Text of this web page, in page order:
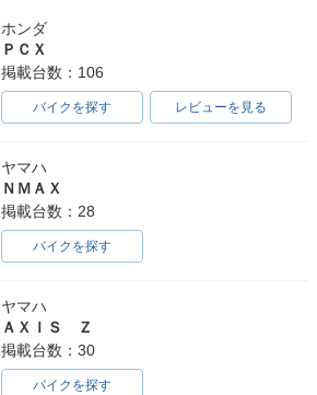
ホンダ
ＰＣＸ
掲載台数：106
バイクを探す レビューを見る
ヤマハ
ＮＭＡＸ
掲載台数：28
バイクを探す
ヤマハ
ＡＸＩＳ Ｚ
掲載台数：30
バイクを探す